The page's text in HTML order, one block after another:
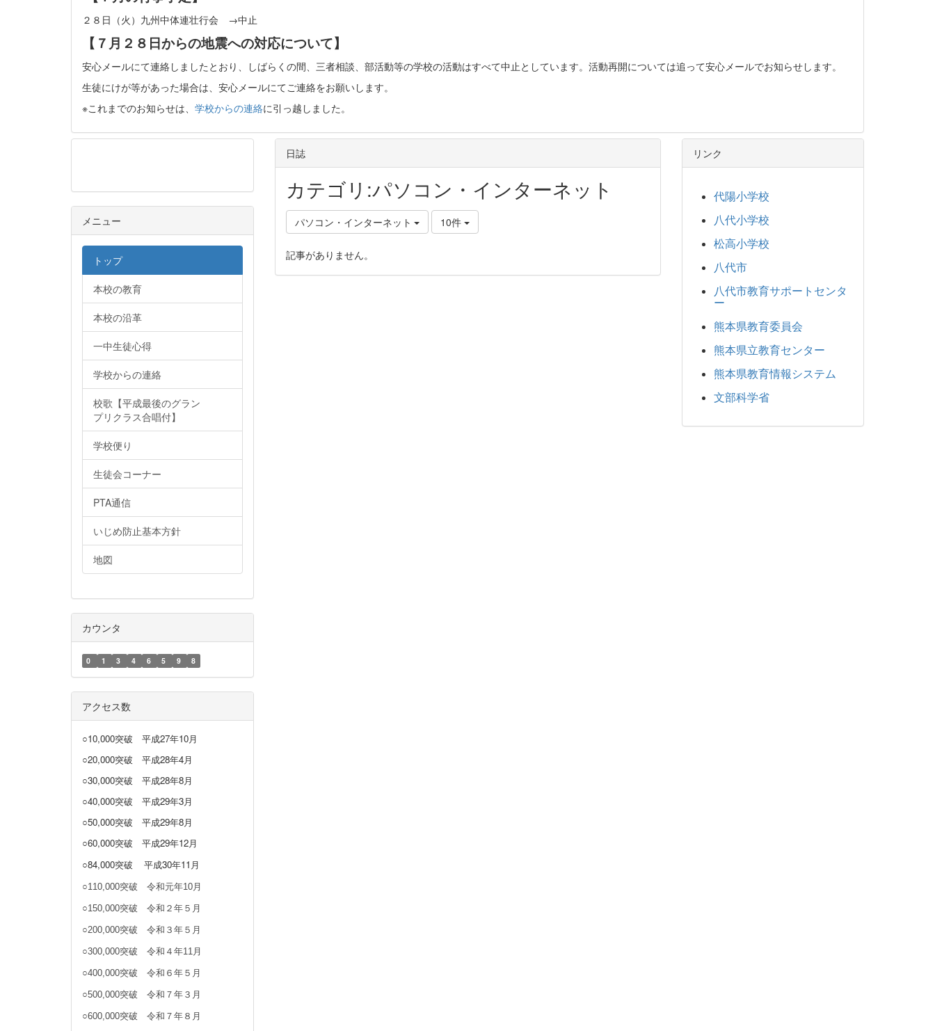
２８日（火）九州中体連壮行会 →中止
【７月２８日からの地震への対応について】
安心メールにて連絡しましたとおり、しばらくの間、三者相談、部活動等の学校の活動はすべて中止としています。活動再開については追って安心メールでお知らせします。
生徒にけが等があった場合は、安心メールにてご連絡をお願いします。
※これまでのお知らせは、 学校からの連絡に引っ越しました。
日誌
カテゴリ:パソコン・インターネット
パソコン・インターネット 10件
記事がありません。
メニュー
トップ
本校の教育
本校の沿革
一中生徒心得
学校からの連絡
校歌【平成最後のグラン
プリクラス合唱付】
学校便り
生徒会コーナー
PTA通信
いじめ防止基本方針
地図
カウンタ
0 1 3 4 6 5 9 8
アクセス数
○10,000突破 平成27年10月
○20,000突破 平成28年4月
○30,000突破 平成28年8月
○40,000突破 平成29年3月
○50,000突破 平成29年8月
○60,000突破 平成29年12月
○84,000突破
平成30年11月
○110,000突破 令和元年10月
○150,000突破 令和２年５月
○200,000突破 令和３年５月
○300,000突破 令和４年11月
○400,000突破 令和６年５月
○500,000突破 令和７年３月
○600,000突破 令和７年８月
リンク
代陽小学校
八代小学校
松高小学校
八代市
八代市教育サポートセンタ
ー
熊本県教育委員会
熊本県立教育センター
熊本県教育情報システム
文部科学省